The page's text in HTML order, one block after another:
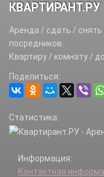
КВАРТИРАНТ.РУ
Аренда / сдать /
посредников.
Квартиру / комнату /
Поделиться:
Статистика:
Информация:
Контактная